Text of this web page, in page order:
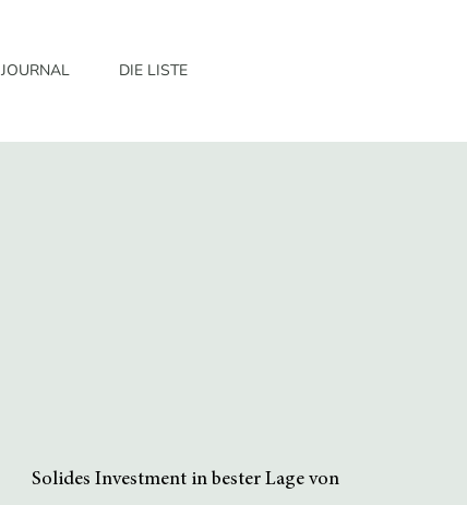
JOURNAL DIE LISTE
Solides Investment in bester Lage von